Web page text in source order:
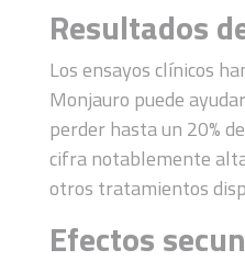
Resultados
Los ensayos clínicos
Monjauro puede
perder hasta un 20%
cifra notablemente
otros tratamientos
Efectos